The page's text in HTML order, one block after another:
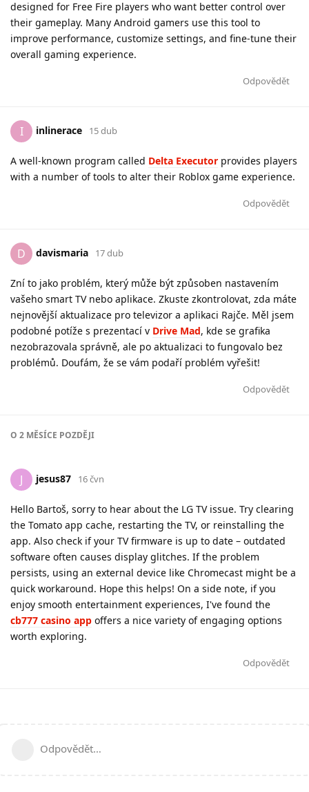
designed for Free Fire players who want better control over
their gameplay. Many Android gamers use this tool to
improve performance, customize settings, and fine-tune their
overall gaming experience.
Odpovědět
I inlinerace 15 dub
A well-known program called Delta Executor provides players
with a number of tools to alter their Roblox game experience.
Odpovědět
D davismaria 17 dub
Zní to jako problém, který může být způsoben nastavením
vašeho smart TV nebo aplikace. Zkuste zkontrolovat, zda máte
nejnovější aktualizace pro televizor a aplikaci Rajče. Měl jsem
podobné potíže s prezentací v Drive Mad, kde se grafika
nezobrazovala správně, ale po aktualizaci to fungovalo bez
problémů. Doufám, že se vám podaří problém vyřešit!
Odpovědět
O 2 MĚSÍCE POZDĚJI
J jesus87 16 čvn
Hello Bartoš, sorry to hear about the LG TV issue. Try clearing
the Tomato app cache, restarting the TV, or reinstalling the
app. Also check if your TV firmware is up to date – outdated
software often causes display glitches. If the problem
persists, using an external device like Chromecast might be a
quick workaround. Hope this helps! On a side note, if you
enjoy smooth entertainment experiences, I've found the
cb777 casino app offers a nice variety of engaging options
worth exploring.
Odpovědět
Odpovědět…